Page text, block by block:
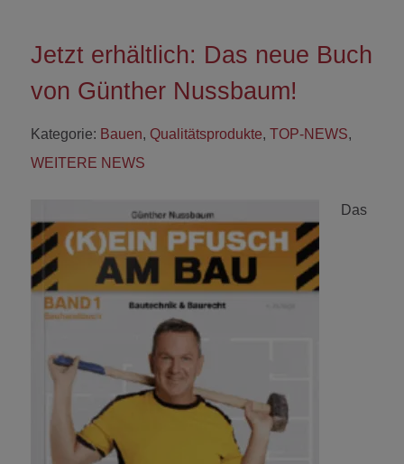
Jetzt erhältlich: Das neue Buch
von Günther Nussbaum!
Kategorie: Bauen, Qualitätsprodukte, TOP-NEWS,
WEITERE NEWS
Das